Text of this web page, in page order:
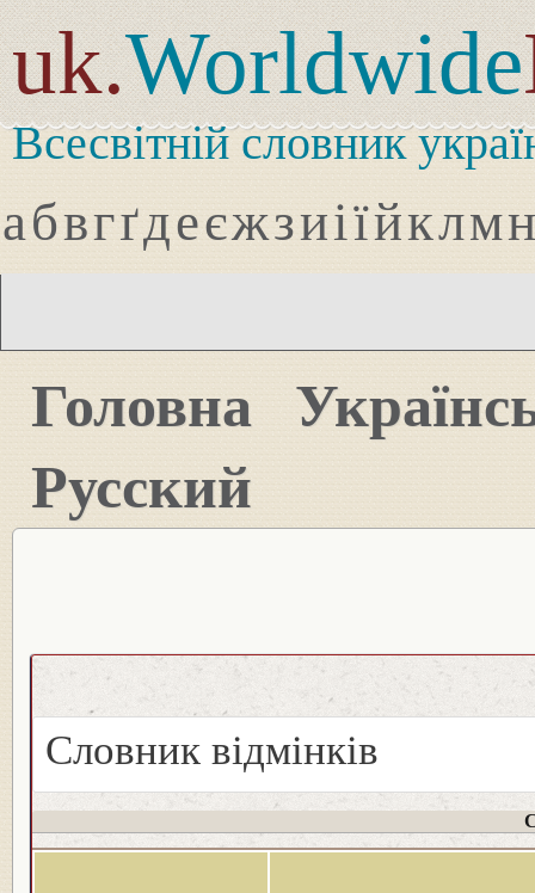
uk.Worldwide
Всесвітній словник
абвгґдеєжзиіїйклмн
Головна
Русский
Словник відмінків